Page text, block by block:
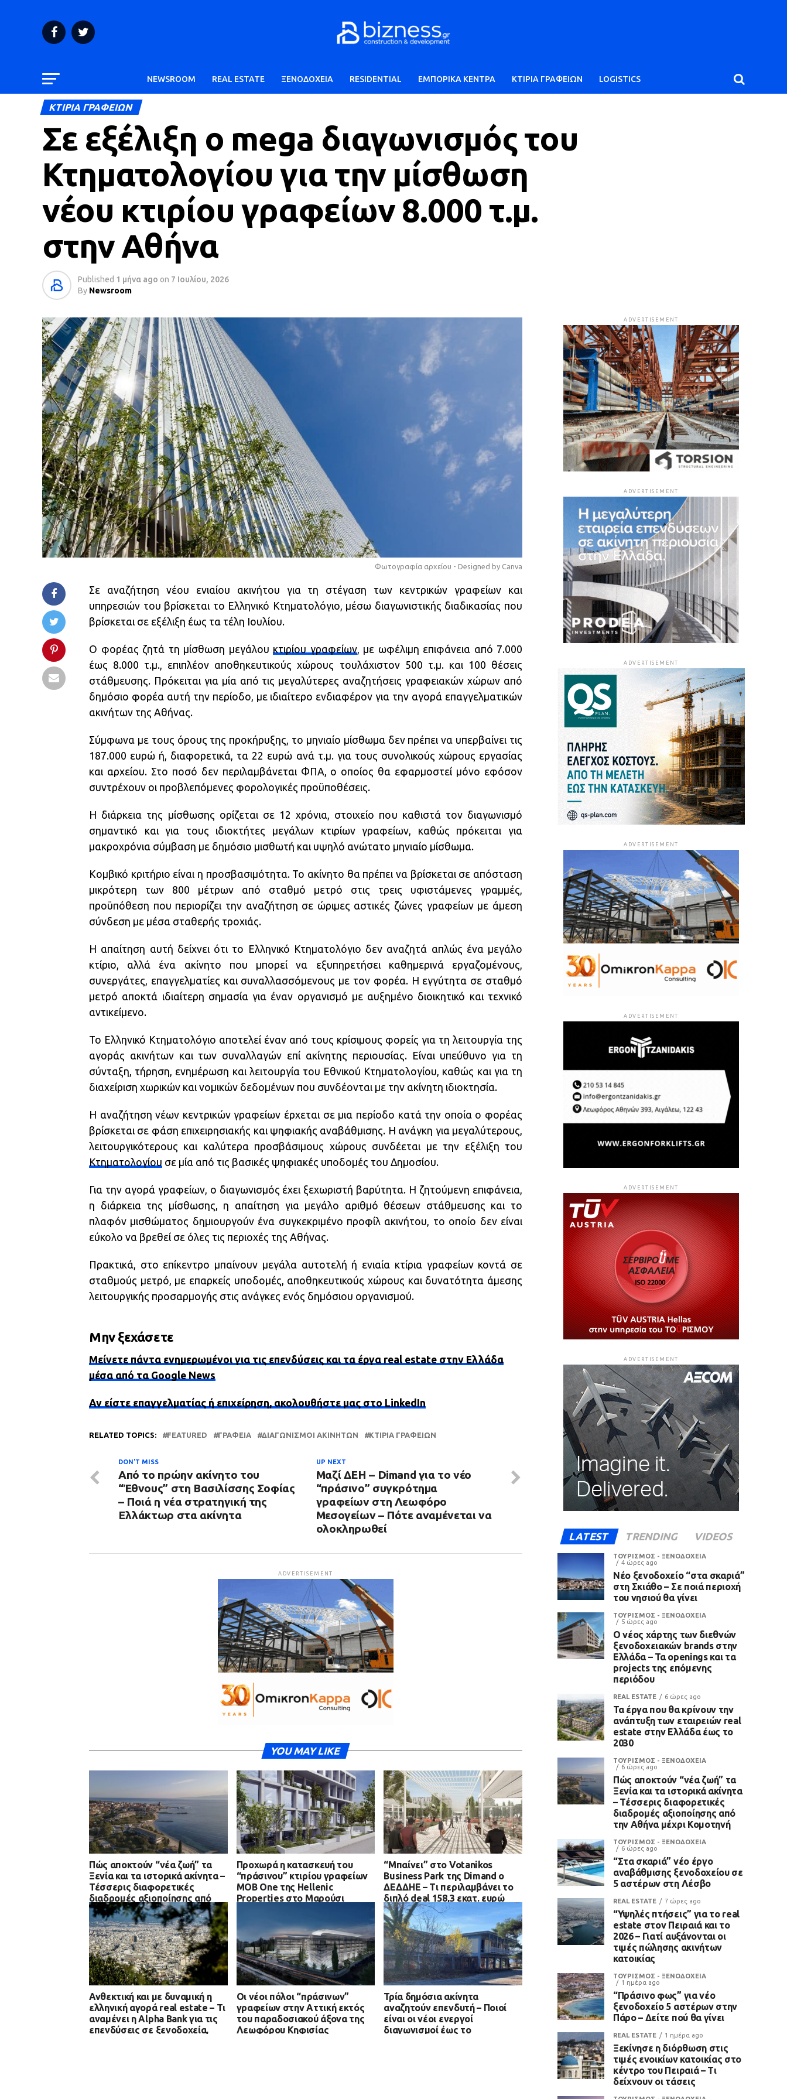
NEWSROOM REAL ESTATE ΞΕΝΟΔΟΧΕΙΑ RESIDENTIAL ΕΜΠΟΡΙΚΑ ΚΕΝΤΡΑ ΚΤΙΡΙΑ ΓΡΑΦΕΙΩΝ LOGISTICS
ΚΤΙΡΙΑ ΓΡΑΦΕΙΩΝ
Σε εξέλιξη ο mega διαγωνισμός του
Κτηματολογίου για την μίσθωση
νέου κτιρίου γραφείων 8.000 τ.μ.
στην Αθήνα
Published 1 μήνα ago on 7 Ιουλίου, 2026
By Newsroom
Φωτογραφία αρχείου - Designed by Canva
Σε αναζήτηση νέου ενιαίου ακινήτου για τη στέγαση των κεντρικών γραφείων και
υπηρεσιών του βρίσκεται το Ελληνικό Κτηματολόγιο, μέσω διαγωνιστικής διαδικασίας που
βρίσκεται σε εξέλιξη έως τα τέλη Ιουλίου.
Ο φορέας ζητά τη μίσθωση μεγάλου κτιρίου γραφείων, με ωφέλιμη επιφάνεια από 7.000
έως 8.000 τ.μ., επιπλέον αποθηκευτικούς χώρους τουλάχιστον 500 τ.μ. και 100 θέσεις
στάθμευσης. Πρόκειται για μία από τις μεγαλύτερες αναζητήσεις γραφειακών χώρων από
δημόσιο φορέα αυτή την περίοδο, με ιδιαίτερο ενδιαφέρον για την αγορά επαγγελματικών
ακινήτων της Αθήνας.
Σύμφωνα με τους όρους της προκήρυξης, το μηνιαίο μίσθωμα δεν πρέπει να υπερβαίνει τις
187.000 ευρώ ή, διαφορετικά, τα 22 ευρώ ανά τ.μ. για τους συνολικούς χώρους εργασίας
και αρχείου. Στο ποσό δεν περιλαμβάνεται ΦΠΑ, ο οποίος θα εφαρμοστεί μόνο εφόσον
συντρέχουν οι προβλεπόμενες φορολογικές προϋποθέσεις.
Η διάρκεια της μίσθωσης ορίζεται σε 12 χρόνια, στοιχείο που καθιστά τον διαγωνισμό
σημαντικό και για τους ιδιοκτήτες μεγάλων κτιρίων γραφείων, καθώς πρόκειται για
μακροχρόνια σύμβαση με δημόσιο μισθωτή και υψηλό ανώτατο μηνιαίο μίσθωμα.
Κομβικό κριτήριο είναι η προσβασιμότητα. Το ακίνητο θα πρέπει να βρίσκεται σε απόσταση
μικρότερη των 800 μέτρων από σταθμό μετρό στις τρεις υφιστάμενες γραμμές,
προϋπόθεση που περιορίζει την αναζήτηση σε ώριμες αστικές ζώνες γραφείων με άμεση
σύνδεση με μέσα σταθερής τροχιάς.
Η απαίτηση αυτή δείχνει ότι το Ελληνικό Κτηματολόγιο δεν αναζητά απλώς ένα μεγάλο
κτίριο, αλλά ένα ακίνητο που μπορεί να εξυπηρετήσει καθημερινά εργαζομένους,
συνεργάτες, επαγγελματίες και συναλλασσόμενους με τον φορέα. Η εγγύτητα σε σταθμό
μετρό αποκτά ιδιαίτερη σημασία για έναν οργανισμό με αυξημένο διοικητικό και τεχνικό
αντικείμενο.
Το Ελληνικό Κτηματολόγιο αποτελεί έναν από τους κρίσιμους φορείς για τη λειτουργία της
αγοράς ακινήτων και των συναλλαγών επί ακίνητης περιουσίας. Είναι υπεύθυνο για τη
σύνταξη, τήρηση, ενημέρωση και λειτουργία του Εθνικού Κτηματολογίου, καθώς και για τη
διαχείριση χωρικών και νομικών δεδομένων που συνδέονται με την ακίνητη ιδιοκτησία.
Η αναζήτηση νέων κεντρικών γραφείων έρχεται σε μια περίοδο κατά την οποία ο φορέας
βρίσκεται σε φάση επιχειρησιακής και ψηφιακής αναβάθμισης. Η ανάγκη για μεγαλύτερους,
λειτουργικότερους και καλύτερα προσβάσιμους χώρους συνδέεται με την εξέλιξη του
Κτηματολογίου σε μία από τις βασικές ψηφιακές υποδομές του Δημοσίου.
Για την αγορά γραφείων, ο διαγωνισμός έχει ξεχωριστή βαρύτητα. Η ζητούμενη επιφάνεια,
η διάρκεια της μίσθωσης, η απαίτηση για μεγάλο αριθμό θέσεων στάθμευσης και το
πλαφόν μισθώματος δημιουργούν ένα συγκεκριμένο προφίλ ακινήτου, το οποίο δεν είναι
εύκολο να βρεθεί σε όλες τις περιοχές της Αθήνας.
Πρακτικά, στο επίκεντρο μπαίνουν μεγάλα αυτοτελή ή ενιαία κτίρια γραφείων κοντά σε
σταθμούς μετρό, με επαρκείς υποδομές, αποθηκευτικούς χώρους και δυνατότητα άμεσης
λειτουργικής προσαρμογής στις ανάγκες ενός δημόσιου οργανισμού.
Μην ξεχάσετε
Μείνετε πάντα ενημερωμένοι για τις επενδύσεις και τα έργα real estate στην Ελλάδα
μέσα από τα Google News
Αν είστε επαγγελματίας ή επιχείρηση, ακολουθήστε μας στο LinkedIn
RELATED TOPICS: FEATURED ΓΡΑΦΕΊΑ ΔΙΑΓΩΝΙΣΜΟΊ ΑΚΙΝΉΤΩΝ ΚΤΊΡΙΑ ΓΡΑΦΕΊΩΝ
UP NEXT
Μαζί ΔΕΗ – Dimand για το νέο
“πράσινο” συγκρότημα
γραφείων στη Λεωφόρο
Μεσογείων – Πότε αναμένεται να
ολοκληρωθεί
DON'T MISS
Από το πρώην ακίνητο του
“Έθνους” στη Βασιλίσσης Σοφίας
– Ποιά η νέα στρατηγική της
Ελλάκτωρ στα ακίνητα
ADVERTISEMENT
YOU MAY LIKE
Πώς αποκτούν “νέα ζωή” τα
Ξενία και τα ιστορικά ακίνητα –
Τέσσερις διαφορετικές
διαδρομές αξιοποίησης από
την Αθήνα μέχρι Κομοτηνή
Προχωρά η κατασκευή του
“πράσινου” κτιρίου γραφείων
MOB One της Hellenic
Properties στο Μαρούσι
“Μπαίνει” στο Votanikos
Business Park της Dimand ο
ΔΕΔΔΗΕ – Τι περιλαμβάνει το
διπλό deal 158,3 εκατ. ευρώ
Ανθεκτική και με δυναμική η
ελληνική αγορά real estate – Τι
αναμένει η Alpha Bank για τις
επενδύσεις σε ξενοδοχεία,
Οι νέοι πόλοι “πράσινων”
γραφείων στην Αττική εκτός
του παραδοσιακού άξονα της
Λεωφόρου Κηφισίας
Τρία δημόσια ακίνητα
αναζητούν επενδυτή – Ποιοί
είναι οι νέοι ενεργοί
διαγωνισμοί έως το
ADVERTISEMENT
ADVERTISEMENT
ADVERTISEMENT
ADVERTISEMENT
ADVERTISEMENT
ADVERTISEMENT
ADVERTISEMENT
LATEST TRENDING VIDEOS
ΤΟΥΡΙΣΜΟΣ - ΞΕΝΟΔΟΧΕΙΑ
4 ώρες ago
Νέο ξενοδοχείο “στα σκαριά”
στη Σκιάθο – Σε ποιά περιοχή
του νησιού θα γίνει
ΤΟΥΡΙΣΜΟΣ - ΞΕΝΟΔΟΧΕΙΑ
5 ώρες ago
Ο νέος χάρτης των διεθνών
ξενοδοχειακών brands στην
Ελλάδα – Τα openings και τα
projects της επόμενης
περιόδου
REAL ESTATE 6 ώρες ago
Τα έργα που θα κρίνουν την
ανάπτυξη των εταιρειών real
estate στην Ελλάδα έως το
2030
ΤΟΥΡΙΣΜΟΣ - ΞΕΝΟΔΟΧΕΙΑ
6 ώρες ago
Πώς αποκτούν “νέα ζωή” τα
Ξενία και τα ιστορικά ακίνητα
– Τέσσερις διαφορετικές
διαδρομές αξιοποίησης από
την Αθήνα μέχρι Κομοτηνή
ΤΟΥΡΙΣΜΟΣ - ΞΕΝΟΔΟΧΕΙΑ
6 ώρες ago
“Στα σκαριά” νέο έργο
αναβάθμισης ξενοδοχείου σε
5 αστέρων στη Λέσβο
REAL ESTATE 7 ώρες ago
“Υψηλές πτήσεις” για το real
estate στον Πειραιά και το
2026 – Γιατί αυξάνονται οι
τιμές πώλησης ακινήτων
κατοικίας
ΤΟΥΡΙΣΜΟΣ - ΞΕΝΟΔΟΧΕΙΑ
1 ημέρα ago
“Πράσινο φως” για νέο
ξενοδοχείο 5 αστέρων στην
Πάρο – Δείτε πού θα γίνει
REAL ESTATE 1 ημέρα ago
Ξεκίνησε η διόρθωση στις
τιμές ενοικίων κατοικίας στο
κέντρο του Πειραιά – Τι
δείχνουν οι τάσεις